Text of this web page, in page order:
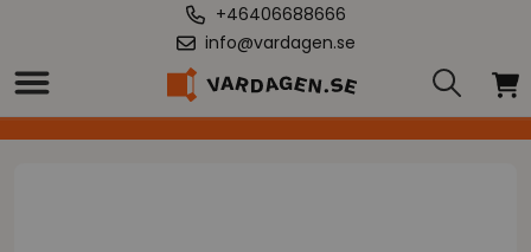
+46406688666
info@vardagen.se
Hem